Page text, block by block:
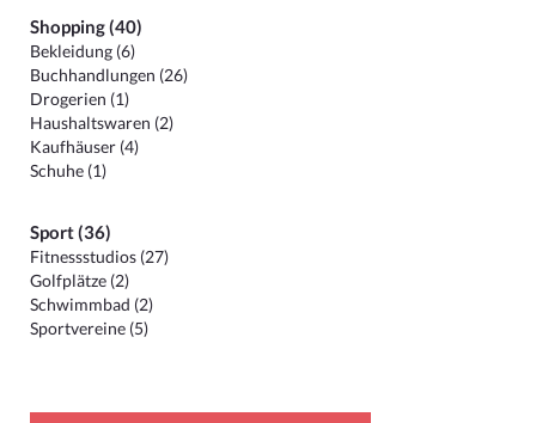
Shopping (40)
Bekleidung (6)
Buchhandlungen (26)
Drogerien (1)
Haushaltswaren (2)
Kaufhäuser (4)
Schuhe (1)
Sport (36)
Fitnessstudios (27)
Golfplätze (2)
Schwimmbad (2)
Sportvereine (5)